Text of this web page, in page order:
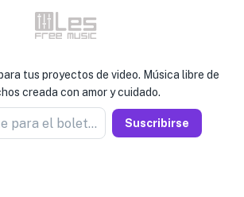
tus proyectos de video. Música libre de
creada con amor y cuidado.
Suscríbete para el boletín Suscribirse